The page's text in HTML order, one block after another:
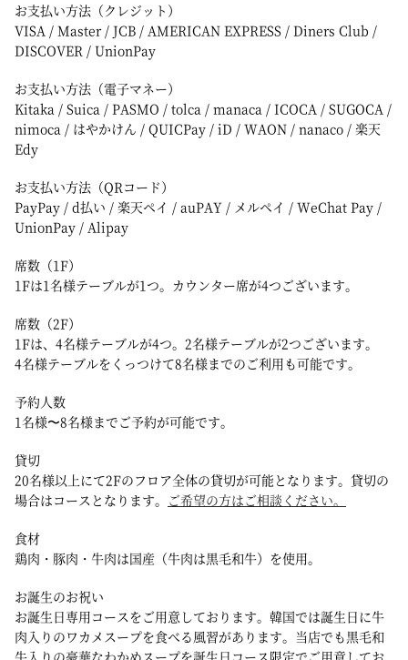
お支払い方法（クレジット）
VISA / Master / JCB / AMERICAN EXPRESS / Diners Club /
DISCOVER / UnionPay
お支払い方法（電子マネー）
Kitaka / Suica / PASMO / tolca / manaca / ICOCA / SUGOCA /
nimoca / はやかけん / QUICPay / iD / WAON / nanaco / 楽天
Edy
お支払い方法（QRコード）
PayPay / d払い / 楽天ペイ / auPAY / メルペイ / WeChat Pay /
UnionPay / Alipay
席数（1F）
1Fは1名様テーブルが1つ。カウンター席が4つございます。
席数（2F）
1Fは、4名様テーブルが4つ。2名様テーブルが2つございます。
4名様テーブルをくっつけて8名様までのご利用も可能です。
予約人数
1名様〜8名様までご予約が可能です。
貸切
20名様以上にて2Fのフロア全体の貸切が可能となります。貸切の
場合はコースとなります。 ご希望の方はご相談ください。
食材
鶏肉・豚肉・牛肉は国産（牛肉は黒毛和牛）を使用。
お誕生のお祝い
お誕生日専用コースをご用意しております。韓国では誕生日に牛
肉入りのワカメスープを食べる風習があります。当店でも黒毛和